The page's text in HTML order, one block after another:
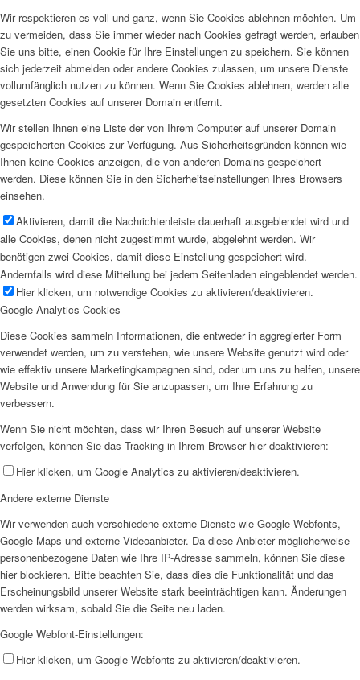
Wir respektieren es voll und ganz, wenn Sie Cookies ablehnen möchten. Um
zu vermeiden, dass Sie immer wieder nach Cookies gefragt werden, erlauben
Sie uns bitte, einen Cookie für Ihre Einstellungen zu speichern. Sie können
sich jederzeit abmelden oder andere Cookies zulassen, um unsere Dienste
vollumfänglich nutzen zu können. Wenn Sie Cookies ablehnen, werden alle
gesetzten Cookies auf unserer Domain entfernt.
Wir stellen Ihnen eine Liste der von Ihrem Computer auf unserer Domain
gespeicherten Cookies zur Verfügung. Aus Sicherheitsgründen können wie
Ihnen keine Cookies anzeigen, die von anderen Domains gespeichert
werden. Diese können Sie in den Sicherheitseinstellungen Ihres Browsers
einsehen.
Aktivieren, damit die Nachrichtenleiste dauerhaft ausgeblendet wird und
alle Cookies, denen nicht zugestimmt wurde, abgelehnt werden. Wir
benötigen zwei Cookies, damit diese Einstellung gespeichert wird.
Andernfalls wird diese Mitteilung bei jedem Seitenladen eingeblendet werden.
Hier klicken, um notwendige Cookies zu aktivieren/deaktivieren.
Google Analytics Cookies
Diese Cookies sammeln Informationen, die entweder in aggregierter Form
verwendet werden, um zu verstehen, wie unsere Website genutzt wird oder
wie effektiv unsere Marketingkampagnen sind, oder um uns zu helfen, unsere
Website und Anwendung für Sie anzupassen, um Ihre Erfahrung zu
verbessern.
Wenn Sie nicht möchten, dass wir Ihren Besuch auf unserer Website
verfolgen, können Sie das Tracking in Ihrem Browser hier deaktivieren:
Hier klicken, um Google Analytics zu aktivieren/deaktivieren.
Andere externe Dienste
Wir verwenden auch verschiedene externe Dienste wie Google Webfonts,
Google Maps und externe Videoanbieter. Da diese Anbieter möglicherweise
personenbezogene Daten wie Ihre IP-Adresse sammeln, können Sie diese
hier blockieren. Bitte beachten Sie, dass dies die Funktionalität und das
Erscheinungsbild unserer Website stark beeinträchtigen kann. Änderungen
werden wirksam, sobald Sie die Seite neu laden.
Google Webfont-Einstellungen:
Hier klicken, um Google Webfonts zu aktivieren/deaktivieren.